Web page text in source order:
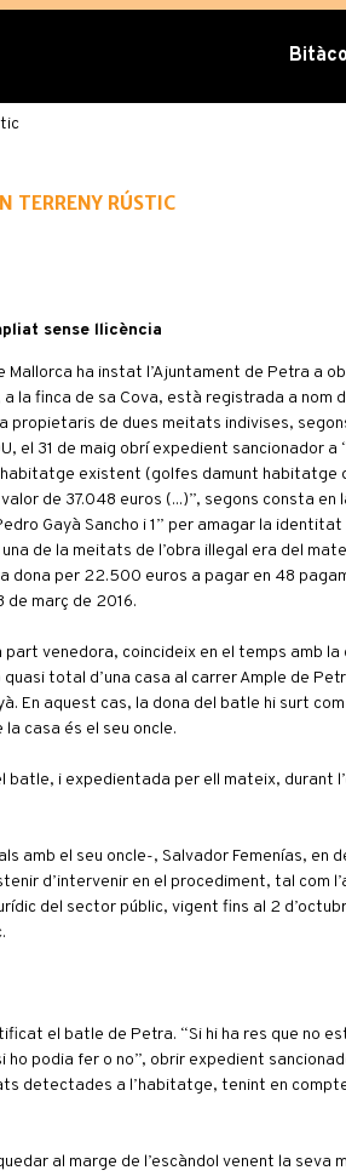
terreny rústic
sense llicència
Mallorca ha instat l’Ajuntament de Petra a
a la finca de sa Cova, està registrada a nom
propietaris de dues meitats indivises,
el 31 de maig obrí expedient sancionador a
existent (golfes damunt habitatge
de 37.048 euros (...)”, segons consta en
Gayà Sancho i 1” per amagar la
de la meitats de l’obra il·legal era del
dona per 22.500 euros a pagar en 48
març de 2016.
venedora, coincideix en el temps amb
total d’una casa al carrer Ample de
En aquest cas, la dona del batle hi surt com
casa és el seu oncle.
i expedientada per ell mateix, durant
el seu oncle-, Salvador Femenías, en
d’intervenir en el procediment, tal com
del sector públic, vigent fins al 2
el batle de Petra. “Si hi ha res que no
ho podia fer o no”, obrir expedient
detectades a l’habitatge, tenint en
al marge de l’escàndol venent la seva